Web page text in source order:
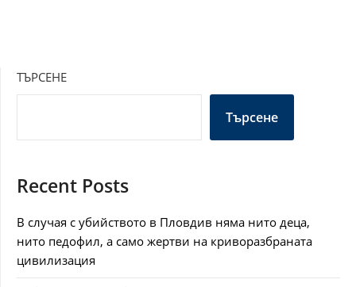
ТЪРСЕНЕ
Търсене
Recent Posts
В случая с убийството в Пловдив няма нито деца,
нито педофил, а само жертви на криворазбраната
цивилизация